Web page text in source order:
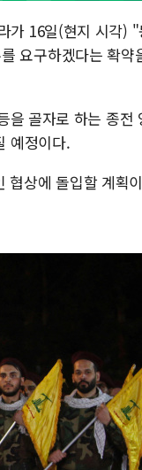
가 16일(현지 시각)
요구하겠다는 확약
을 골자로 하는 종전
예정이다.
협상에 돌입할 계획